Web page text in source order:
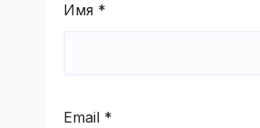
Имя *
Email *